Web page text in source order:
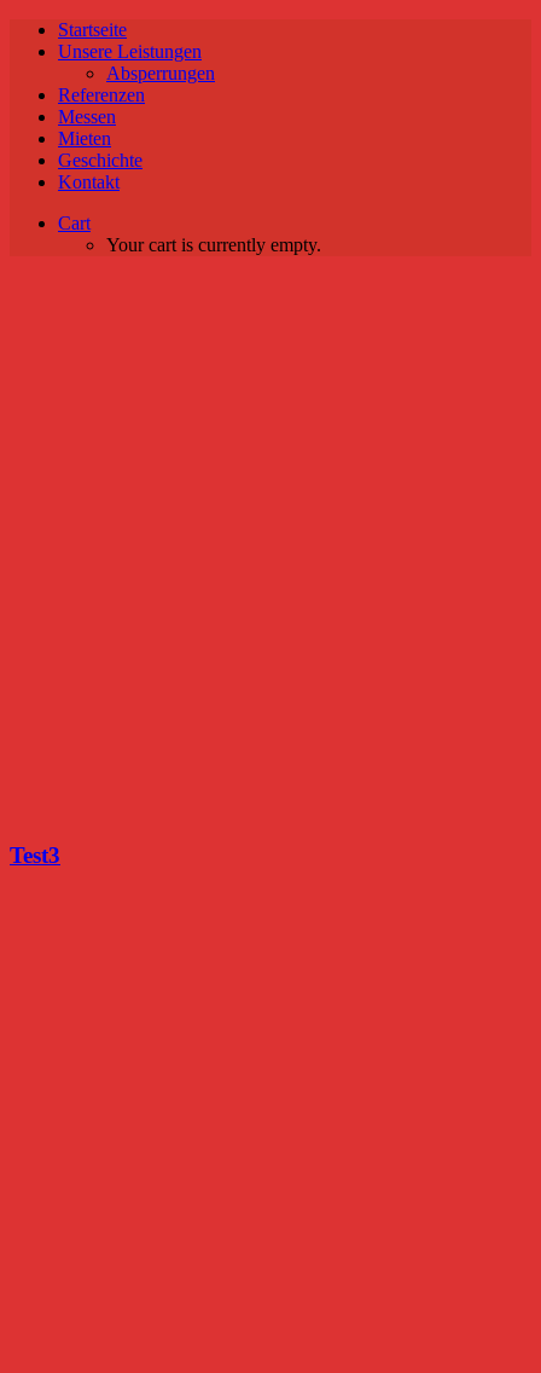
Startseite
Unsere Leistungen
Absperrungen
Referenzen
Messen
Mieten
Geschichte
Kontakt
Cart
Your cart is currently empty.
Test3